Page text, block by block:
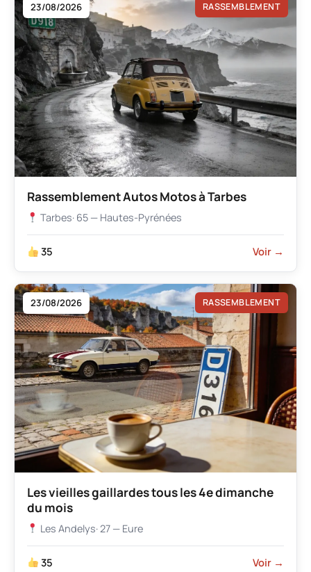
23/08/2026 RASSEMBLEMENT
Rassemblement Autos Motos à Tarbes
Tarbes· 65 — Hautes-Pyrénées
35 Voir →
23/08/2026 RASSEMBLEMENT
Les vieilles gaillardes tous les 4e dimanche
du mois
Les Andelys· 27 — Eure
35 Voir →